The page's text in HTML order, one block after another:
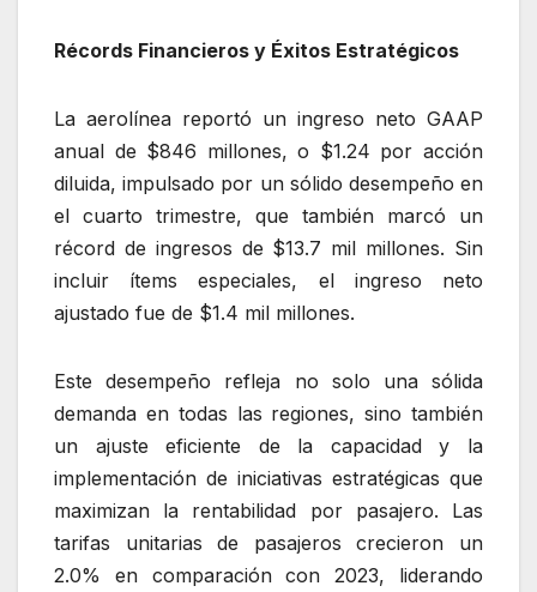
Récords Financieros y Éxitos Estratégicos
La aerolínea reportó un ingreso neto GAAP
anual de $846 millones, o $1.24 por acción
diluida, impulsado por un sólido desempeño en
el cuarto trimestre, que también marcó un
récord de ingresos de $13.7 mil millones. Sin
incluir ítems especiales, el ingreso neto
ajustado fue de $1.4 mil millones.
Este desempeño refleja no solo una sólida
demanda en todas las regiones, sino también
un ajuste eficiente de la capacidad y la
implementación de iniciativas estratégicas que
maximizan la rentabilidad por pasajero. Las
tarifas unitarias de pasajeros crecieron un
2.0% en comparación con 2023, liderando